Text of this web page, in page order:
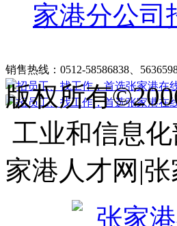
家港分公司
销售热线：0512-58586838、
版权所有
工业和信息
家港人才网|